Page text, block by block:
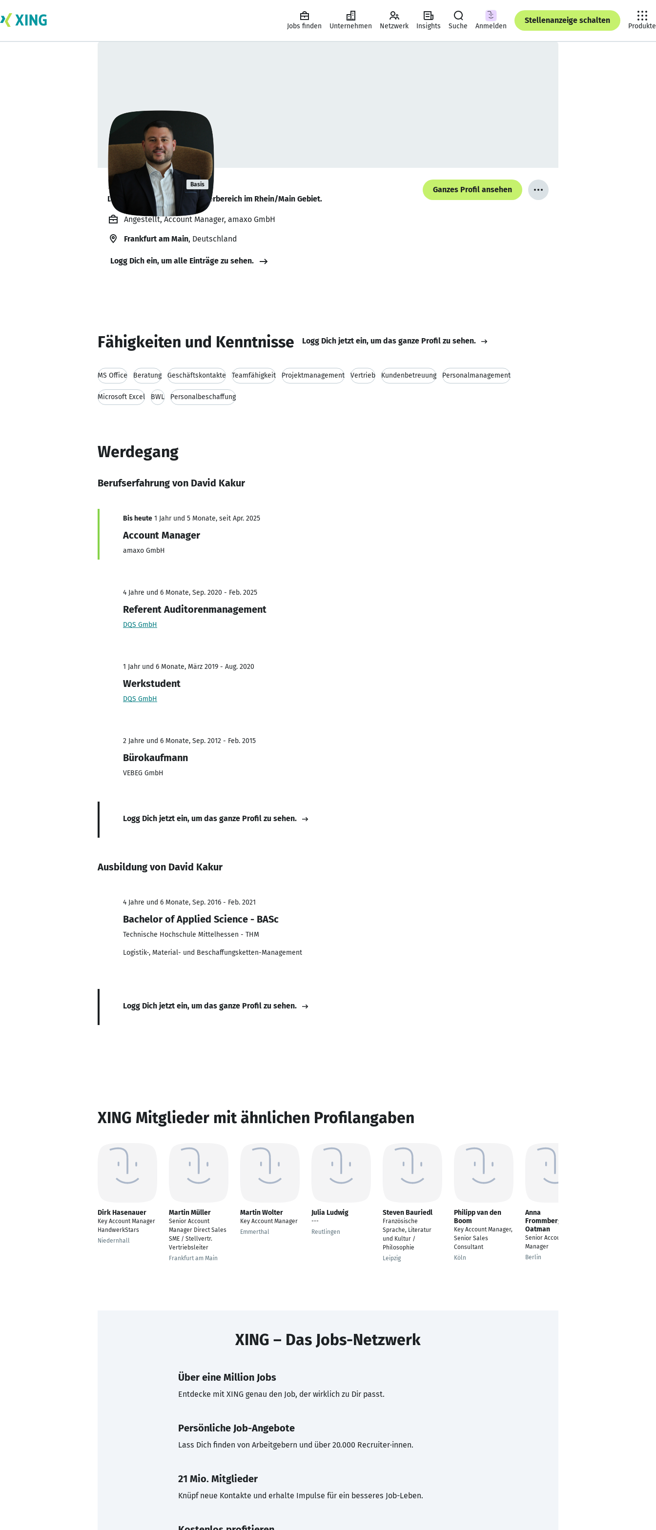
Jobs finden Unternehmen Netzwerk Insights Suche Anmelden
Stellenanzeige schalten
Produkte
David Kakur Basis
Dein Karrierepartner im Steuerbereich im Rhein/Main Gebiet.
Ganzes Profil ansehen
Angestellt, Account Manager, amaxo GmbH
Frankfurt am Main, Deutschland
Logg Dich ein, um alle Einträge zu sehen.
Fähigkeiten und Kenntnisse Logg Dich jetzt ein, um das ganze Profil zu sehen.
MS Office Beratung Geschäftskontakte Teamfähigkeit Projektmanagement Vertrieb Kundenbetreuung Personalmanagement
Microsoft Excel BWL Personalbeschaffung
Werdegang
Berufserfahrung von David Kakur
Bis heute 1 Jahr und 5 Monate, seit Apr. 2025
Account Manager
amaxo GmbH
4 Jahre und 6 Monate, Sep. 2020 - Feb. 2025
Referent Auditorenmanagement
DQS GmbH
1 Jahr und 6 Monate, März 2019 - Aug. 2020
Werkstudent
DQS GmbH
2 Jahre und 6 Monate, Sep. 2012 - Feb. 2015
Bürokaufmann
VEBEG GmbH
Logg Dich jetzt ein, um das ganze Profil zu sehen.
Ausbildung von David Kakur
4 Jahre und 6 Monate, Sep. 2016 - Feb. 2021
Bachelor of Applied Science - BASc
Technische Hochschule Mittelhessen - THM
Logistik-, Material- und Beschaffungsketten-Management
Logg Dich jetzt ein, um das ganze Profil zu sehen.
XING Mitglieder mit ähnlichen Profilangaben
Dirk Hasenauer
Key Account Manager
HandwerkStars
Niedernhall
Martin Müller
Senior Account
Manager Direct Sales
SME / Stellvertr.
Vertriebsleiter
Frankfurt am Main
Martin Wolter
Key Account Manager
Emmerthal
Julia Ludwig
---
Reutlingen
Steven Bauriedl
Französische
Sprache, Literatur
und Kultur /
Philosophie
Leipzig
Philipp van den
Boom
Key Account Manager,
Senior Sales
Consultant
Köln
Anna
Frommberger-
Oatman
Senior Account
Manager
Berlin
XING – Das Jobs-Netzwerk
Über eine Million Jobs
Entdecke mit XING genau den Job, der wirklich zu Dir passt.
Persönliche Job-Angebote
Lass Dich finden von Arbeitgebern und über 20.000 Recruiter·innen.
21 Mio. Mitglieder
Knüpf neue Kontakte und erhalte Impulse für ein besseres Job-Leben.